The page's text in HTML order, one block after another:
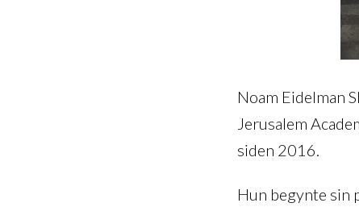
Noam Eidelman
Jerusalem
siden 2016.
Hun begynte sin